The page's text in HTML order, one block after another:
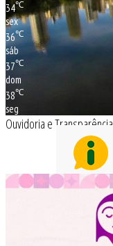
34℃
sex
36℃
sáb
37℃
dom
38℃
seg
Ouvidoria e Transparência